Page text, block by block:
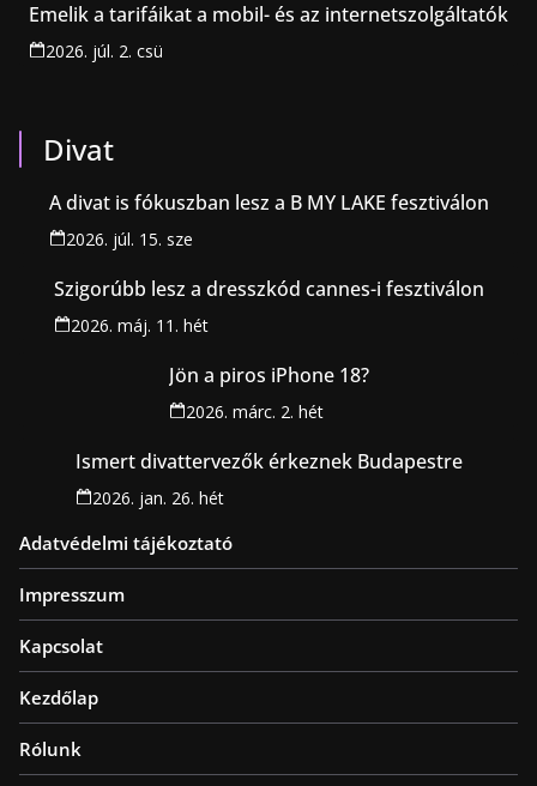
Emelik a tarifáikat a mobil- és az internetszolgáltatók
2026. júl. 2. csü
Divat
A divat is fókuszban lesz a B MY LAKE fesztiválon
2026. júl. 15. sze
Szigorúbb lesz a dresszkód cannes-i fesztiválon
2026. máj. 11. hét
Jön a piros iPhone 18?
2026. márc. 2. hét
Ismert divattervezők érkeznek Budapestre
2026. jan. 26. hét
Adatvédelmi tájékoztató
Impresszum
Kapcsolat
Kezdőlap
Rólunk